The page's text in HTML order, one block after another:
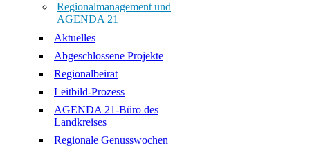
Regionalmanagement und
AGENDA 21
Aktuelles
Abgeschlossene Projekte
Regionalbeirat
Leitbild-Prozess
AGENDA 21-Büro des
Landkreises
Regionale Genusswochen